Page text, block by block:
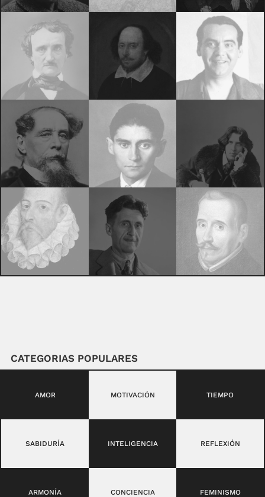
CATEGORIAS POPULARES
AMOR MOTIVACIÓN TIEMPO
SABIDURÍA INTELIGENCIA REFLEXIÓN
ARMONÍA CONCIENCIA FEMINISMO